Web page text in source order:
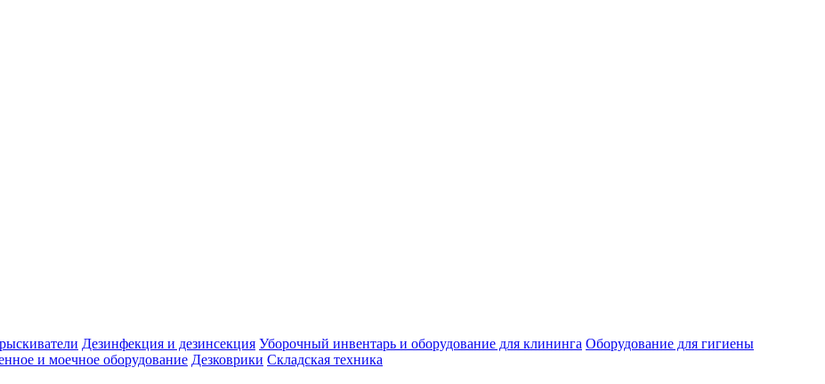
Дезинфекция и дезинсекция Уборочный инвентарь и оборудование для клининга Оборудование для гигиены
и моечное оборудование Дезковрики Складская техника